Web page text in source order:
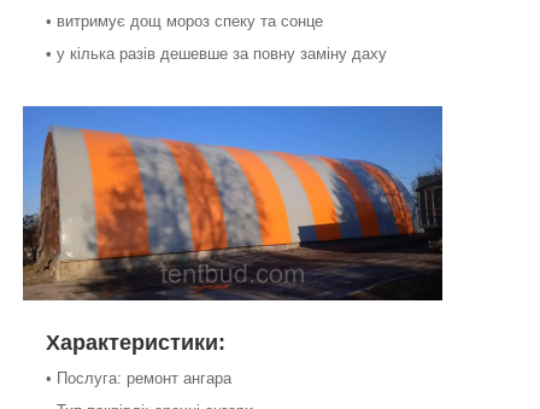
• витримує дощ мороз спеку та сонце
• у кілька разів дешевше за повну заміну даху
Характеристики:
• Послуга: ремонт ангара